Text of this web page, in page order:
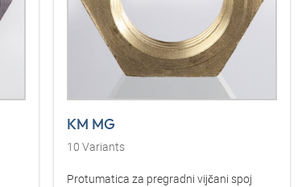
KM MG
10 Variants
Protumatica za pregradni vijčani spoj